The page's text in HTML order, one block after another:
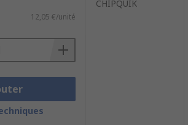
12,05 €/unité
CHIPQUIK